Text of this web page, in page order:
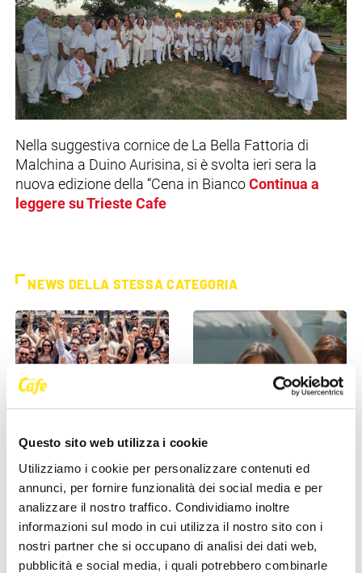
Questo sito web utilizza i cookie
Utilizziamo i cookie per personalizzare contenuti ed
annunci, per fornire funzionalità dei social media e per
analizzare il nostro traffico. Condividiamo inoltre
informazioni sul modo in cui utilizza il nostro sito con i
nostri partner che si occupano di analisi dei dati web,
pubblicità e social media, i quali potrebbero combinarle
Nella suggestiva cornice de La Bella Fattoria di
Malchina a Duino Aurisina, si è svolta ieri sera la
nuova edizione della “Cena in Bianco Continua a
leggere su Trieste Cafe
NEWS DELLA STESSA CATEGORIA
EVENTI
Trieste si sveglia a ritmo di
musica: domenica torna il
27 Maggio 2026
Clara porta il suo pop tra le
mura della storia: l’11 luglio il
27 Maggio 2026